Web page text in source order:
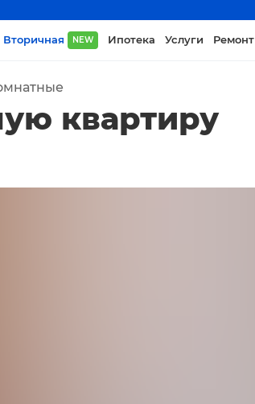
Вторичная NEW Ипотека Услуги Ремонт
квартиру